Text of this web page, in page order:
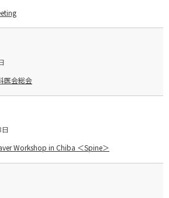
医会総会
Workshop in Chiba ＜Spine＞